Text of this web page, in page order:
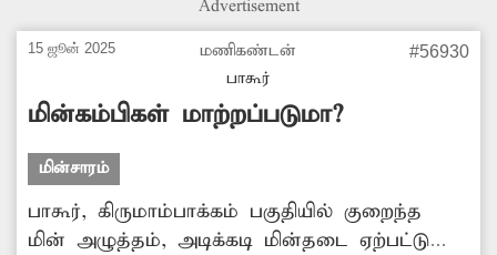
Advertisement
15 ஜூன் 2025
மணிகண்டன்
பாகூர்
#56930
மின்கம்பிகள் மாற்றப்படுமா?
மின்சாரம்
பாகூர், கிருமாம்பாக்கம் பகுதியில் குறைந்த
மின் அழுத்தம், அடிக்கடி மின்தடை ஏற்பட்டு